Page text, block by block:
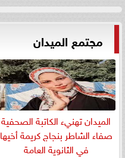
مجتمع الميدان
الميدان تهنيء الكاتبة الصحفية
صفاء الشاطر بنجاج كريمة أخيها
في الثانوية العامة